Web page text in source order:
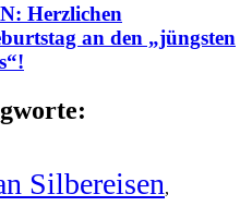
Herzlichen
an den „jüngsten
Silbereisen,